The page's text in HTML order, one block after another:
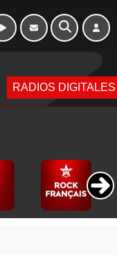
RADIOS DIGITALES